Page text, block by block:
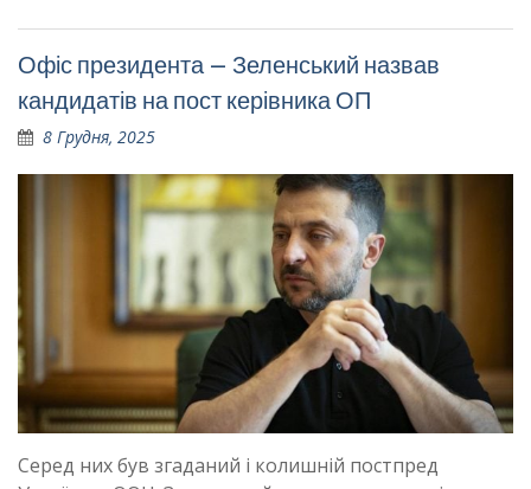
Офіс президента – Зеленський назвав
кандидатів на пост керівника ОП
8 Грудня, 2025
Серед них був згаданий і колишній постпред